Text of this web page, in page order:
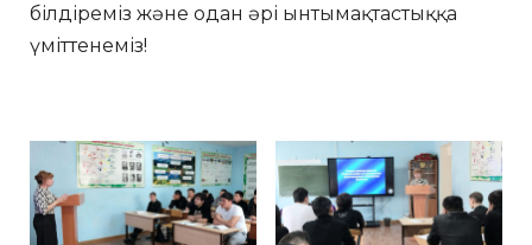
білдіреміз және одан әрі ынтымақтастыққа
үміттенеміз!